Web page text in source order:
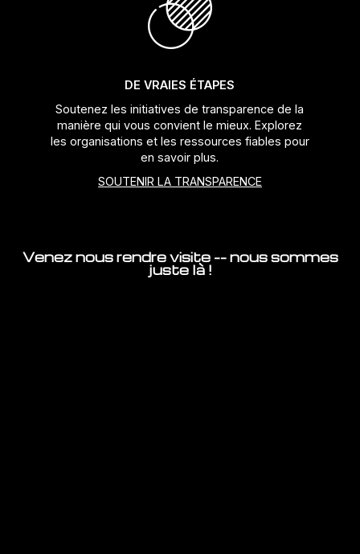
DE VRAIES ÉTAPES
Soutenez les initiatives de transparence de la
manière qui vous convient le mieux. Explorez
les organisations et les ressources fiables pour
en savoir plus.
SOUTENIR LA TRANSPARENCE
Venez nous rendre visite -- nous sommes
juste là !